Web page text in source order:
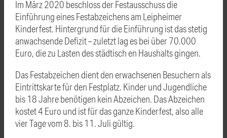
Im März 2020 beschloss der Festausschuss die
Einführung eines Festabzeichens am Leipheimer
Kinderfest. Hintergrund für die Einführung ist das stetig
anwachsende Defizit – zuletzt lag es bei über 70.000
Euro, die zu Lasten des städtisch en Haushalts gingen.
Das Festabzeichen dient den erwachsenen Besuchern als
Eintrittskarte für den Festplatz. Kinder und Jugendliche
bis 18 Jahre benötigen kein Abzeichen. Das Abzeichen
kostet 4 Euro und ist für das ganze Kinderfest, also alle
vier Tage vom 8. bis 11. Juli gültig.